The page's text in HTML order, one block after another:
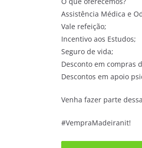
Assistência Médica e
Vale refeição;
Incentivo aos Estudos;
Seguro de vida;
Desconto em compras
Descontos em apoio
Venha fazer parte
#VempraMadeiranit!